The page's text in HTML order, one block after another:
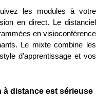
les modules à votre
en direct. Le distanciel
en visioconférence
Le mixte combine les
d’apprentissage et vos
à distance est sérieuse